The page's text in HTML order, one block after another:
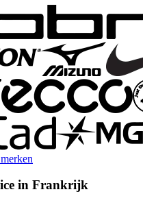
in Frankrijk